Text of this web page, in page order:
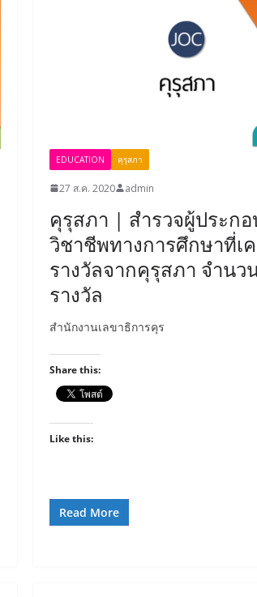
EDUCATION คุรุสภา
27 ส.ค. 2020 admin
คุรุสภา | สำรวจผู้ประกอ
วิชาชีพทางการศึกษาที่เ
รางวัลจากคุรุสภา จำนว
รางวัล
สำนักงานเลขาธิการคุร
Share this:
Like this:
Read More